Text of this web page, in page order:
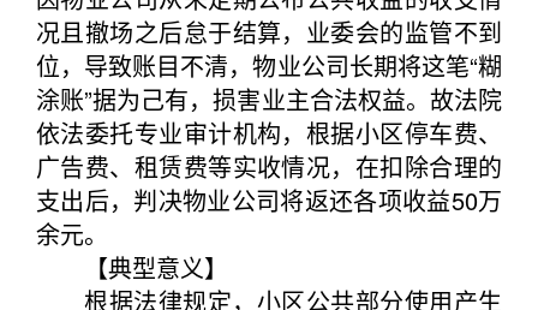
况且撤场之后怠于结算，业委会的监管不到
位，导致账目不清，物业公司长期将这笔“糊
涂账”据为己有，损害业主合法权益。故法院
依法委托专业审计机构，根据小区停车费、
广告费、租赁费等实收情况，在扣除合理的
支出后，判决物业公司将返还各项收益50万
余元。
【典型意义】
根据法律规定，小区公共部分使用产生